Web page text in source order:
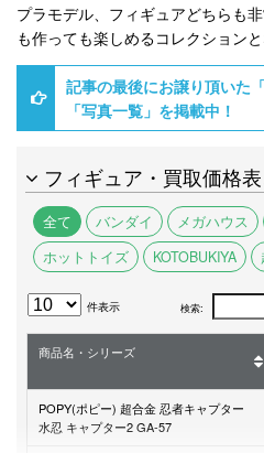
プラモデル、フィギュアどちらも
も作っても楽しめるコレクション
記事の最後にお譲り頂いた
「写真一覧」を掲載中！
フィギュア・買取価格
全て バンダイ メガハウス
ホットトイズ
KOTOBUKIYA
件表示 検索:
商品名・シリーズ
POPY(ポピー) 超合金 忍者キャプター
水忍 キャプター2 GA-57